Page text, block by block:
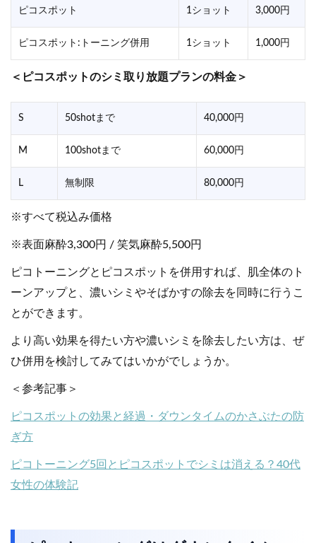
ピコスポット 1ショット 3,000円
ピコスポット:トーニング併用 1ショット 1,000円
＜ピコスポットのシミ取り放題プランの料金＞
S 50shotまで 40,000円
M 100shotまで 60,000円
L 無制限 80,000円
※すべて税込み価格
※表面麻酔3,300円 / 笑気麻酔5,500円
ピコトーニングとピコスポットを併用すれば、肌全体のト
ーンアップと、濃いシミやそばかすの除去を同時に行うこ
とができます。
より高い効果を得たい方や濃いシミを除去したい方は、ぜ
ひ併用を検討してみてはいかがでしょうか。
＜参考記事＞
ピコスポットの効果と経過・ダウンタイムのかさぶたの防
ぎ方
ピコトーニング5回とピコスポットでシミは消える？40代
女性の体験記